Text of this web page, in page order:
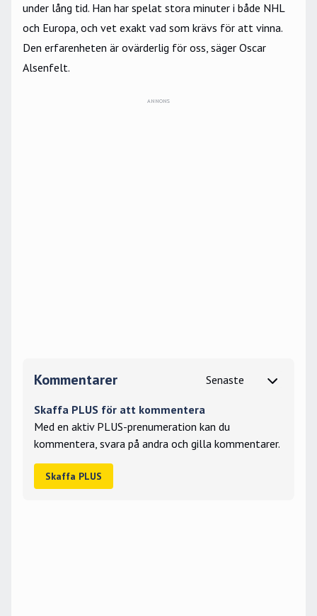
under lång tid. Han har spelat stora minuter i både NHL
och Europa, och vet exakt vad som krävs för att vinna.
Den erfarenheten är ovärderlig för oss, säger Oscar
Alsenfelt.
Kommentarer
Skaffa PLUS för att kommentera
Med en aktiv PLUS-prenumeration kan du
kommentera, svara på andra och gilla kommentarer.
Skaffa PLUS